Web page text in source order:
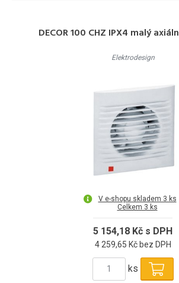
DECOR 100 CHZ IPX4 malý
Elektrodesign
V e-shopu skladem 3 ks
Celkem 3 ks
5 154,18 Kč s DPH
4 259,65 Kč bez DPH
ks